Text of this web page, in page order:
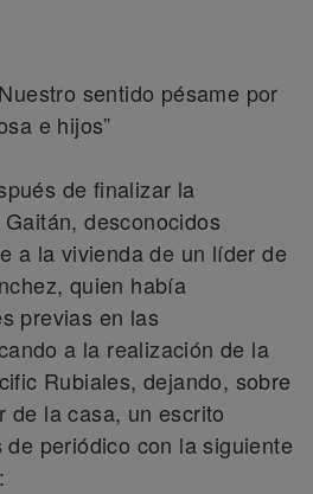
sentido pésame por
e hijos”
de finalizar la
desconocidos
a la vivienda de un líder de
quien había
previas en las
a la realización de la
Rubiales, dejando, sobre
de la casa, un escrito
periódico con la siguiente